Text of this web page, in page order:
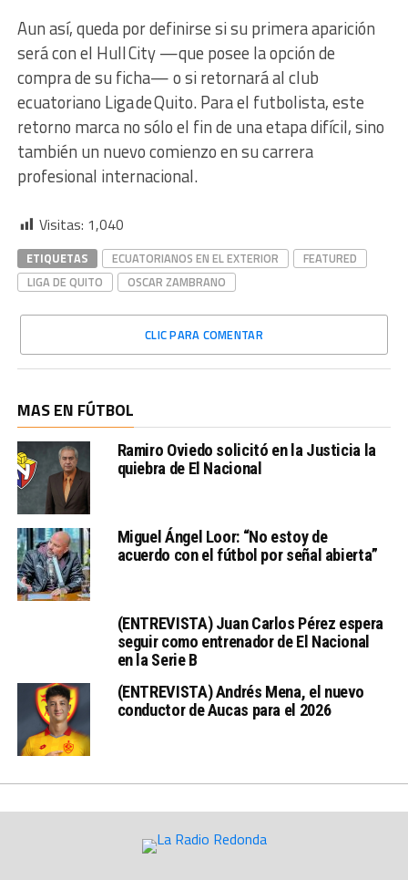
Aun así, queda por definirse si su primera aparición
será con el Hull City —que posee la opción de
compra de su ficha— o si retornará al club
ecuatoriano Liga de Quito. Para el futbolista, este
retorno marca no sólo el fin de una etapa difícil, sino
también un nuevo comienzo en su carrera
profesional internacional.
Visitas: 1,040
ETIQUETAS ECUATORIANOS EN EL EXTERIOR
FEATURED
LIGA DE QUITO
OSCAR ZAMBRANO
CLIC PARA COMENTAR
MAS EN FÚTBOL
Ramiro Oviedo solicitó en la Justicia la
quiebra de El Nacional
Miguel Ángel Loor: “No estoy de
acuerdo con el fútbol por señal abierta”
(ENTREVISTA) Juan Carlos Pérez espera
seguir como entrenador de El Nacional
en la Serie B
(ENTREVISTA) Andrés Mena, el nuevo
conductor de Aucas para el 2026